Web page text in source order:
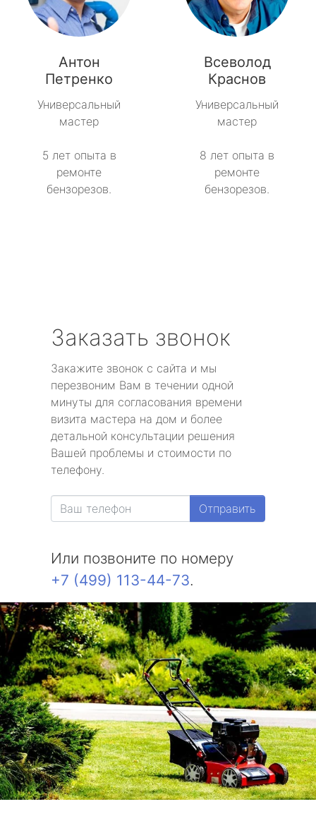
Антон
Петренко
Универсальный
мастер
5 лет опыта в
ремонте
бензорезов.
Всеволод
Краснов
Универсальный
мастер
8 лет опыта в
ремонте
бензорезов.
Заказать звонок
Закажите звонок с сайта и мы
перезвоним Вам в течении одной
минуты для согласования времени
визита мастера на дом и более
детальной консультации решения
Вашей проблемы и стоимости по
телефону.
Отправить
Или позвоните по номеру
+7 (499) 113-44-73.